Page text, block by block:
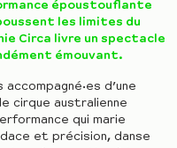
époustouflante
les limites du
Circa livre un spectacle
émouvant.
d’une
cirque australienne
qui marie
et précision, danse